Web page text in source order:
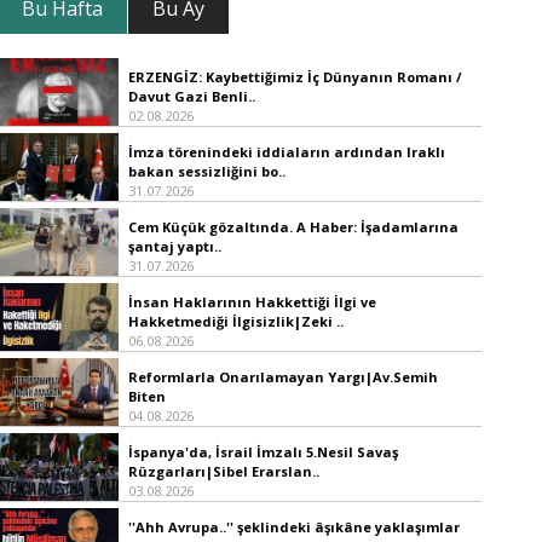
Bu Hafta Bu Ay
ERZENGİZ: Kaybettiğimiz İç Dünyanın Romanı /
Davut Gazi Benli..
02.08.2026
İmza törenindeki iddiaların ardından Iraklı
bakan sessizliğini bo..
31.07.2026
Cem Küçük gözaltında. A Haber: İşadamlarına
şantaj yaptı..
31.07.2026
İnsan Haklarının Hakkettiği İlgi ve
Hakketmediği İlgisizlik|Zeki ..
06.08.2026
Reformlarla Onarılamayan Yargı|Av.Semih
Biten
04.08.2026
İspanya'da, İsrail İmzalı 5.Nesil Savaş
Rüzgarları|Sibel Erarslan..
03.08.2026
''Ahh Avrupa..'' şeklindeki âşıkâne yaklaşımlar